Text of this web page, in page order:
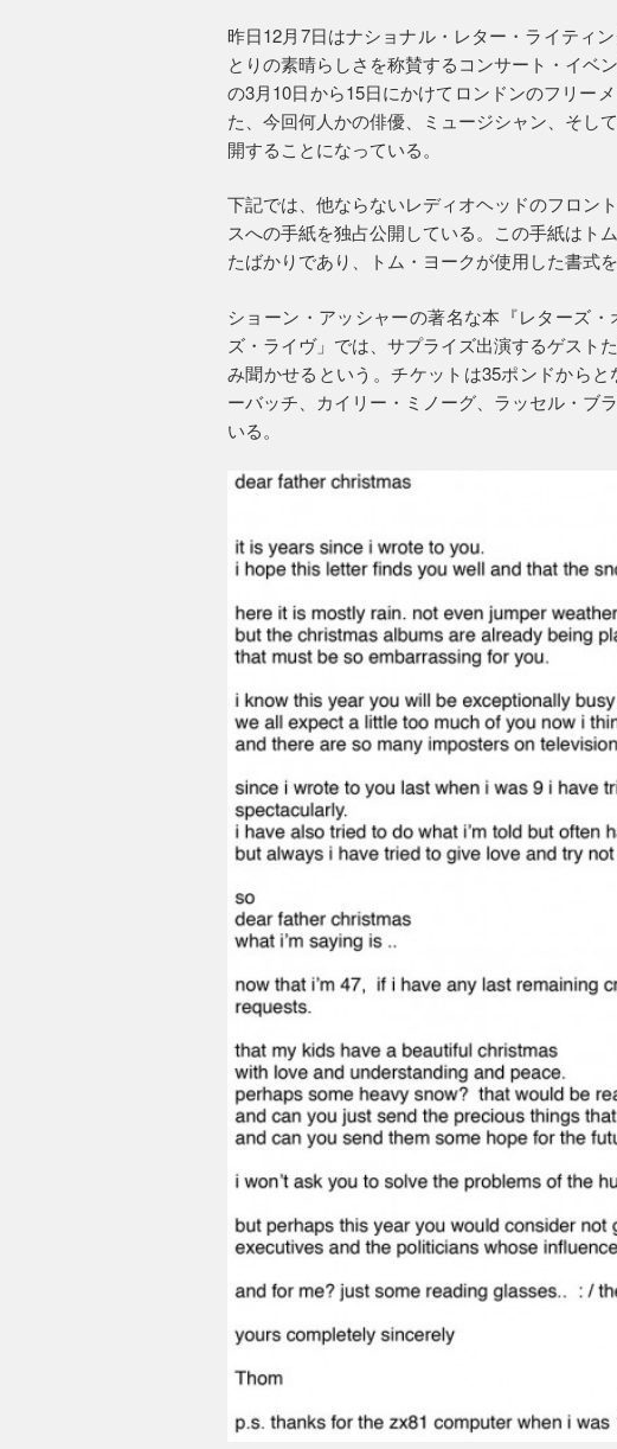
昨日12月7日はナショナル・レター・ライティ
とりの素晴らしさを称賛するコンサート・イベ
の3月10日から15日にかけてロンドンのフリー
た、今回何人かの俳優、ミュージシャン、そし
開することになっている。
下記では、他ならないレディオヘッドのフロン
スへの手紙を独占公開している。この手紙はト
たばかりであり、トム・ヨークが使用した書式
ショーン・アッシャーの著名な本『レターズ
ズ・ライヴ」では、サプライズ出演するゲスト
み聞かせるという。チケットは35ポンドから
ーバッチ、カイリー・ミノーグ、ラッセル・ブ
いる。